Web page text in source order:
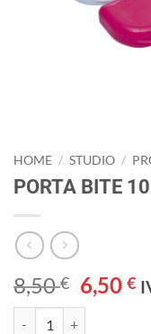
HOME / STUDIO /
PORTA BITE
8,50€ Il
prezzo
6,50€Il